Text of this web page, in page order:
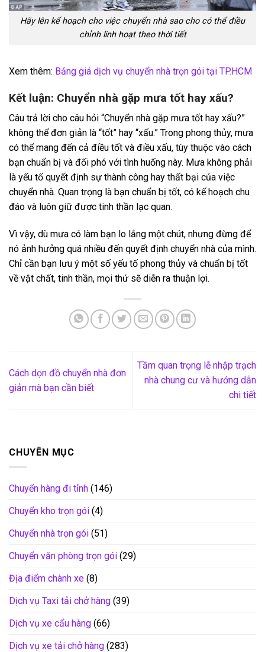
Hãy lên kế hoạch cho việc chuyển nhà sao cho có thể điều
chỉnh linh hoạt theo thời tiết
Xem thêm: Bảng giá dịch vụ chuyển nhà trọn gói tại TP.HCM
Kết luận: Chuyển nhà gặp mưa tốt hay xấu?
Câu trả lời cho câu hỏi “Chuyển nhà gặp mưa tốt hay xấu?”
không thể đơn giản là “tốt” hay “xấu.” Trong phong thủy, mưa
có thể mang đến cả điều tốt và điều xấu, tùy thuộc vào cách
bạn chuẩn bị và đối phó với tình huống này. Mưa không phải
là yếu tố quyết định sự thành công hay thất bại của việc
chuyển nhà. Quan trọng là bạn chuẩn bị tốt, có kế hoạch chu
đáo và luôn giữ được tinh thần lạc quan.
Vì vậy, dù mưa có làm bạn lo lắng một chút, nhưng đừng để
nó ảnh hưởng quá nhiều đến quyết định chuyển nhà của mình.
Chỉ cần bạn lưu ý một số yếu tố phong thủy và chuẩn bị tốt
về vật chất, tinh thần, mọi thứ sẽ diễn ra thuận lợi.
Cách dọn đồ chuyển nhà đơn
giản mà bạn cần biết
Tầm quan trọng lễ nhập trạch
nhà chung cư và hướng dẫn
chi tiết
CHUYÊN MỤC
Chuyển hàng đi tỉnh (146)
Chuyển kho trọn gói (4)
Chuyển nhà trọn gói (51)
Chuyển văn phòng trọn gói (29)
Địa điểm chành xe (8)
Dịch vụ Taxi tải chở hàng (39)
Dịch vụ xe cẩu hàng (66)
Dịch vụ xe tải chở hàng (283)